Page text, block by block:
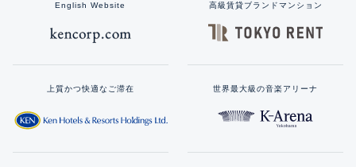
English Website 高級賃貸ブランドマンション
上質かつ快適なご滞在 世界最大級の音楽アリーナ